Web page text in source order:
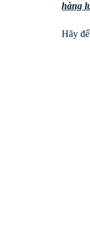
hàng
Hãy